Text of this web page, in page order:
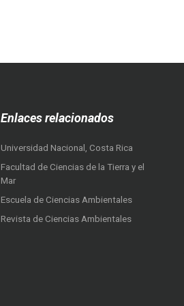
Enlaces relacionados
Universidad Nacional, Costa Rica
Facultad de Ciencias de la Tierra y el
Mar
Escuela de Ciencias Ambientales
Revista de Ciencias Ambientales